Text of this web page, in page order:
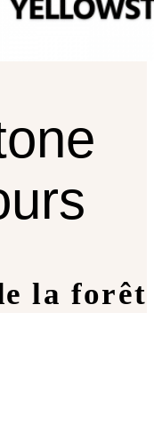
la forêt